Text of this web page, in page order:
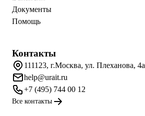
Документы
Помощь
Контакты
111123, г.Москва, ул. Плеханова, 4а
help@urait.ru
+7 (495) 744 00 12
Все контакты